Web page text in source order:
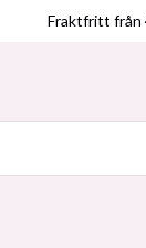
Fraktfritt från